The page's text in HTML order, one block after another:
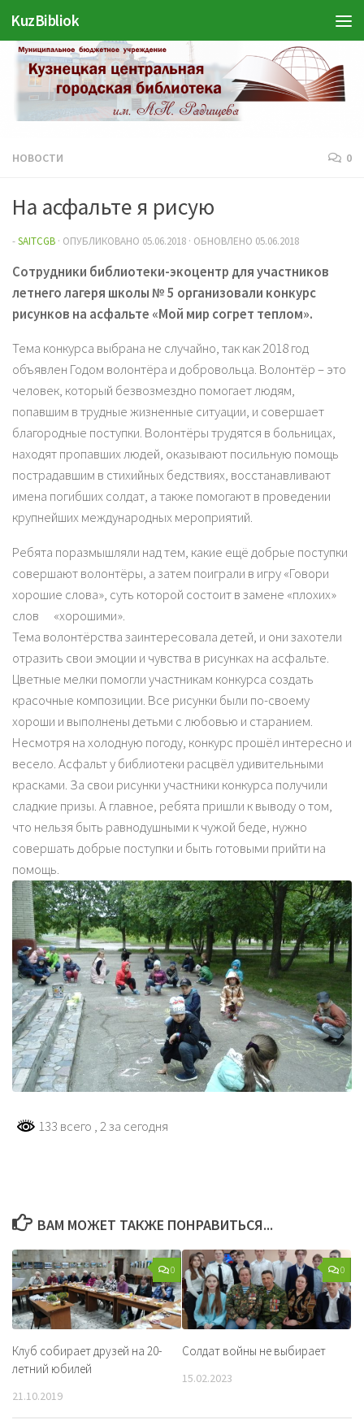
Перейти к содержимому
KuzBibliok
НОВОСТИ 0
На асфальте я рисую
-SAITCGB · ОПУБЛИКОВАНО 05.06.2018 · ОБНОВЛЕНО 05.06.2018
Сотрудники библиотеки-экоцентр для участников
летнего лагеря школы № 5 организовали конкурс
рисунков на асфальте «Мой мир согрет теплом».
Тема конкурса выбрана не случайно, так как 2018 год
объявлен Годом волонтёра и добровольца. Волонтёр – это
человек, который безвозмездно помогает людям,
попавшим в трудные жизненные ситуации, и совершает
благородные поступки. Волонтёры трудятся в больницах,
находят пропавших людей, оказывают посильную помощь
пострадавшим в стихийных бедствиях, восстанавливают
имена погибших солдат, а также помогают в проведении
крупнейших международных мероприятий.
Ребята поразмышляли над тем, какие ещё добрые поступки
совершают волонтёры, а затем поиграли в игру «Говори
хорошие слова», суть которой состоит в замене «плохих»
слов «хорошими».
Тема волонтёрства заинтересовала детей, и они захотели
отразить свои эмоции и чувства в рисунках на асфальте.
Цветные мелки помогли участникам конкурса создать
красочные композиции. Все рисунки были по-своему
хороши и выполнены детьми с любовью и старанием.
Несмотря на холодную погоду, конкурс прошёл интересно и
весело. Асфальт у библиотеки расцвёл удивительными
красками. За свои рисунки участники конкурса получили
сладкие призы. А главное, ребята пришли к выводу о том,
что нельзя быть равнодушными к чужой беде, нужно
совершать добрые поступки и быть готовыми прийти на
помощь.
133 всего , 2 за сегодня
ВАМ МОЖЕТ ТАКЖЕ ПОНРАВИТЬСЯ...
0
Клуб собирает друзей на 20-
летний юбилей
21.10.2019
0
Солдат войны не выбирает
15.02.2023